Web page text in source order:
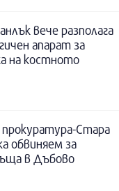
вече разполага
апарат за
на костното
прокуратура-Стара
обвиняем за
в Дъбово